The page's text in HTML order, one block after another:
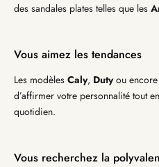
des sandales plates telles que les
Vous aimez les tendances
Les modèles Caly, Dutyou encore
d’affirmer votre personnalité tout
quotidien.
Vous recherchez la